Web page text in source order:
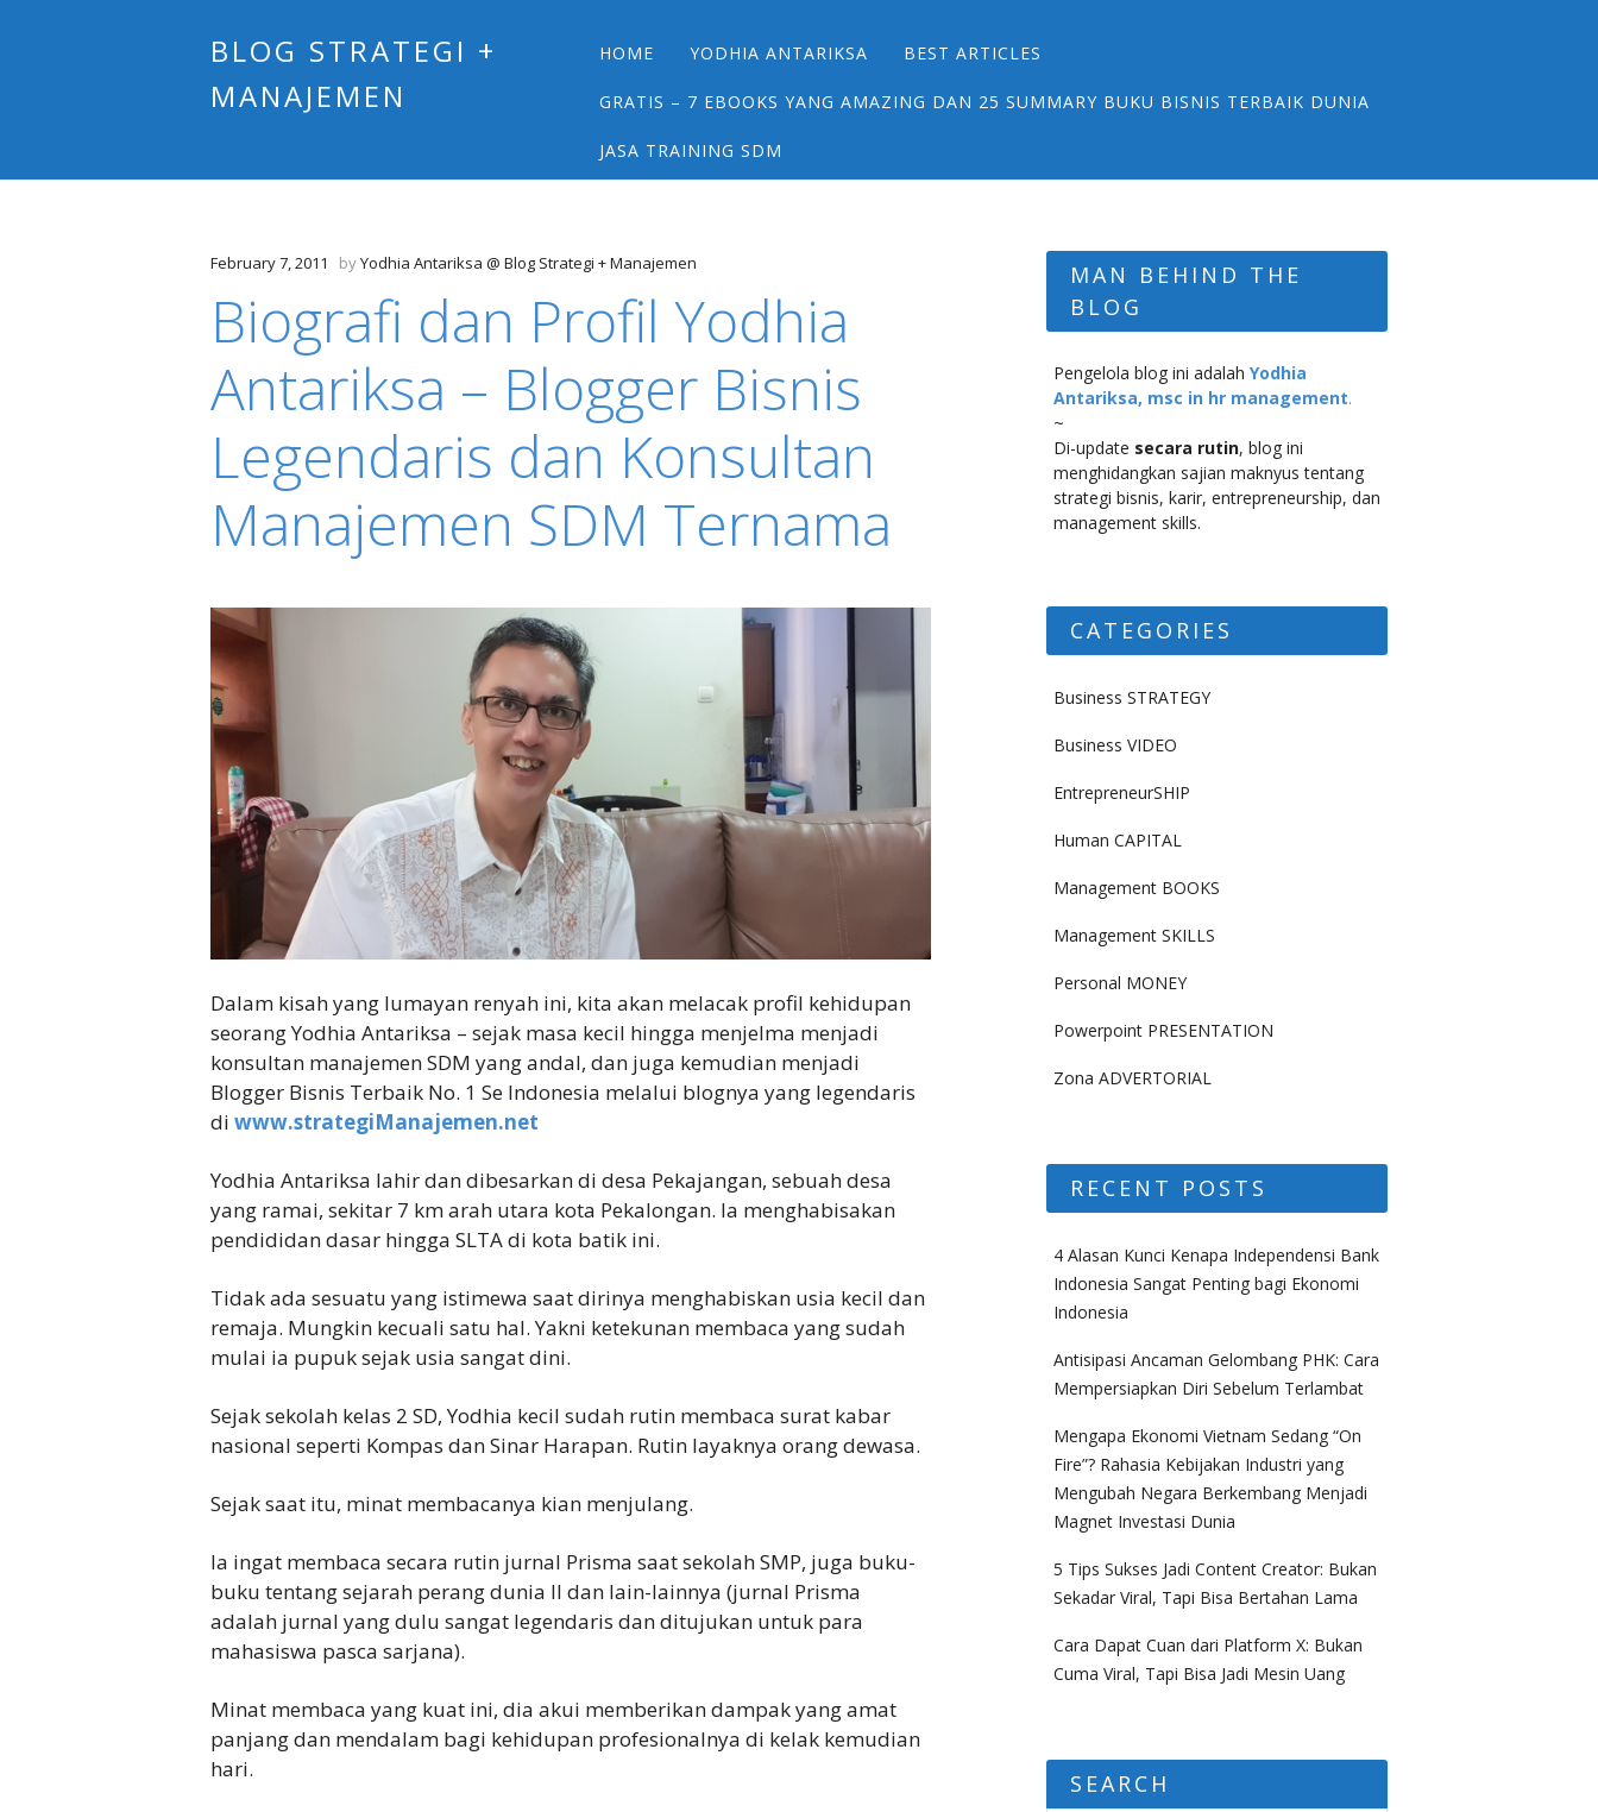
BLOG STRATEGI +
MANAJEMEN
Main menu
Skip
content
HOME YODHIA ANTARIKSA BEST ARTICLES
GRATIS – 7 EBOOKS YANG AMAZING DAN 25 SUMMARY BUKU BISNIS TERBAIK DUNIA
JASA TRAINING SDM
February 7, 2011 byYodhia Antariksa @ Blog Strategi + Manajemen
Biografi dan Profil Yodhia
Antariksa – Blogger Bisnis
Legendaris dan Konsultan
Manajemen SDM Ternama
Dalam kisah yang lumayan renyah ini, kita akan melacak profil kehidupan
seorang Yodhia Antariksa – sejak masa kecil hingga menjelma menjadi
konsultan manajemen SDM yang andal, dan juga kemudian menjadi
Blogger Bisnis Terbaik No. 1 Se Indonesia melalui blognya yang legendaris
di www.strategiManajemen.net
Yodhia Antariksa lahir dan dibesarkan di desa Pekajangan, sebuah desa
yang ramai, sekitar 7 km arah utara kota Pekalongan. Ia menghabisakan
pendididan dasar hingga SLTA di kota batik ini.
Tidak ada sesuatu yang istimewa saat dirinya menghabiskan usia kecil dan
remaja. Mungkin kecuali satu hal. Yakni ketekunan membaca yang sudah
mulai ia pupuk sejak usia sangat dini.
Sejak sekolah kelas 2 SD, Yodhia kecil sudah rutin membaca surat kabar
nasional seperti Kompas dan Sinar Harapan. Rutin layaknya orang dewasa.
Sejak saat itu, minat membacanya kian menjulang.
Ia ingat membaca secara rutin jurnal Prisma saat sekolah SMP, juga buku-
buku tentang sejarah perang dunia II dan lain-lainnya (jurnal Prisma
adalah jurnal yang dulu sangat legendaris dan ditujukan untuk para
mahasiswa pasca sarjana).
Minat membaca yang kuat ini, dia akui memberikan dampak yang amat
panjang dan mendalam bagi kehidupan profesionalnya di kelak kemudian
hari.
MAN BEHIND THE
BLOG
Pengelola blog ini adalah Yodhia
Antariksa, msc in hr management.
~
Di-update secara rutin, blog ini
menghidangkan sajian maknyus tentang
strategi bisnis, karir, entrepreneurship, dan
management skills.
CATEGORIES
Business STRATEGY
Business VIDEO
EntrepreneurSHIP
Human CAPITAL
Management BOOKS
Management SKILLS
Personal MONEY
Powerpoint PRESENTATION
Zona ADVERTORIAL
RECENT POSTS
4 Alasan Kunci Kenapa Independensi Bank
Indonesia Sangat Penting bagi Ekonomi
Indonesia
Antisipasi Ancaman Gelombang PHK: Cara
Mempersiapkan Diri Sebelum Terlambat
Mengapa Ekonomi Vietnam Sedang “On
Fire”? Rahasia Kebijakan Industri yang
Mengubah Negara Berkembang Menjadi
Magnet Investasi Dunia
5 Tips Sukses Jadi Content Creator: Bukan
Sekadar Viral, Tapi Bisa Bertahan Lama
Cara Dapat Cuan dari Platform X: Bukan
Cuma Viral, Tapi Bisa Jadi Mesin Uang
SEARCH